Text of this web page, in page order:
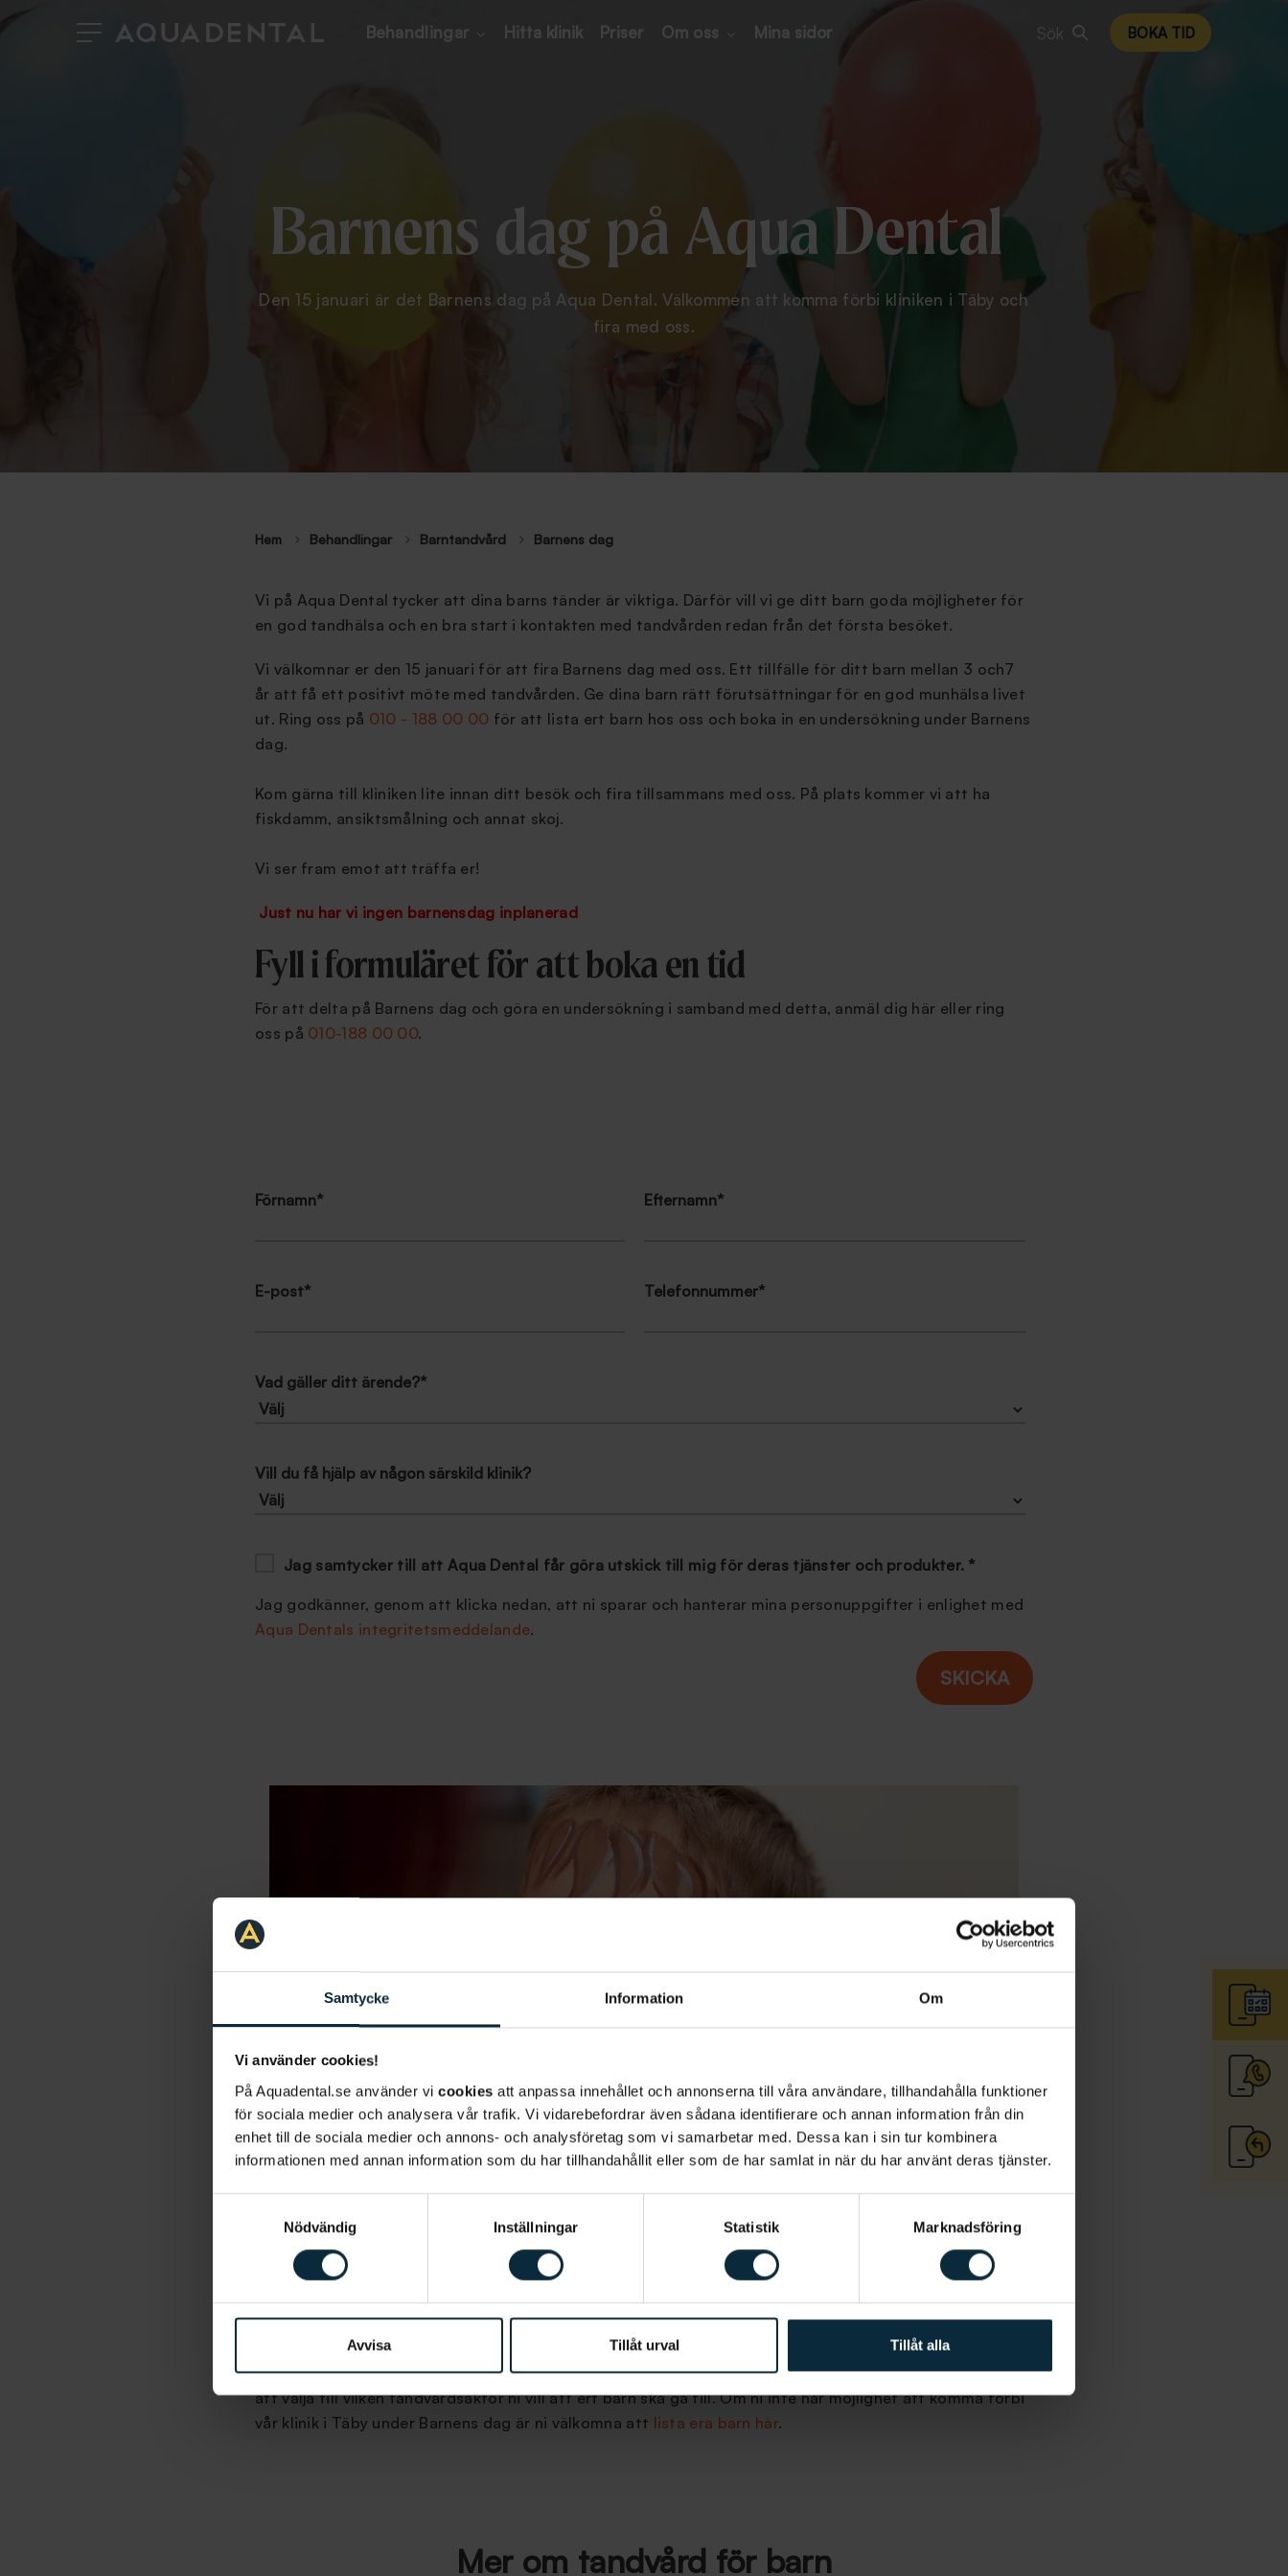
Samtycke Information Om
Vi använder cookies!
På Aquadental.se använder vi cookies att anpassa innehållet och annonserna till våra användare, tillhandahålla funktioner
för sociala medier och analysera vår trafik. Vi vidarebefordrar även sådana identifierare och annan information från din
enhet till de sociala medier och annons- och analysföretag som vi samarbetar med. Dessa kan i sin tur kombinera
informationen med annan information som du har tillhandahållit eller som de har samlat in när du har använt deras tjänster.
Nödvändig
Inställningar Statistik Marknadsföring
Avvisa Tillåt urval Tillåt alla
Behandlingar Hitta klinik Priser Om oss Mina sidor Sök BOKA TID
Barnens dag på Aqua Dental
Den 15 januari är det Barnens dag på Aqua Dental. Välkommen att komma förbi kliniken i Täby och
fira med oss.
Hem Behandlingar Barntandvård Barnens dag
Vi på Aqua Dental tycker att dina barns tänder är viktiga. Därför vill vi ge ditt barn goda möjligheter för
en god tandhälsa och en bra start i kontakten med tandvården redan från det första besöket.
Vi välkomnar er den 15 januari för att fira Barnens dag med oss. Ett tillfälle för ditt barn mellan 3 och7
år att få ett positivt möte med tandvården. Ge dina barn rätt förutsättningar för en god munhälsa livet
ut. Ring oss på 010 - 188 00 00 för att lista ert barn hos oss och boka in en undersökning under Barnens
dag.
Kom gärna till kliniken lite innan ditt besök och fira tillsammans med oss. På plats kommer vi att ha
fiskdamm, ansiktsmålning och annat skoj.
Vi ser fram emot att träffa er!
Just nu har vi ingen barnensdag inplanerad
Fyll i formuläret för att boka en tid
För att delta på Barnens dag och göra en undersökning i samband med detta, anmäl dig här eller ring
oss på 010-188 00 00.
Förnamn* Efternamn*
E-post* Telefonnummer*
Vad gäller ditt ärende?*
Vill du få hjälp av någon särskild klinik?
Jag samtycker till att Aqua Dental får göra utskick till mig för deras tjänster och produkter. *
Jag godkänner, genom att klicka nedan, att ni sparar och hanterar mina personuppgifter i enlighet med
Aqua Dentals integritetsmeddelande.
Kostnadsfri tandvård för barn
I Sverige har vi kostnadsfri tandvård för barn och ungdom upp till 19 år, det gäller även privata aktörer
så länge de har ett avtal med regionen. Så hos oss på Aqua Dental är barn och ungdomar välkomna för
kostnadsfri tandvård. Att vi även har fritt vårdval i Sverige innebär att ni som vårdnadshavare har rätt
att välja till vilken tandvårdsaktör ni vill att ert barn ska gå till. Om ni inte har möjlighet att komma förbi
vår klinik i Täby under Barnens dag är ni välkomna att lista era barn här.
Mer om tandvård för barn